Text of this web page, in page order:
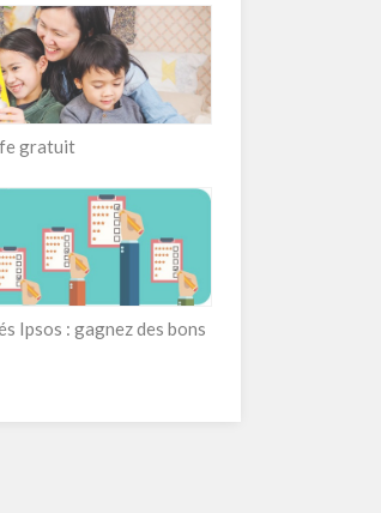
gratuit
Ipsos : gagnez des bons